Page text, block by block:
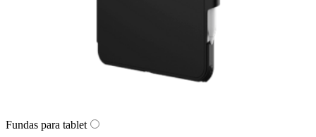
Fundas para tablet